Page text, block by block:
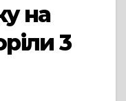
на
3